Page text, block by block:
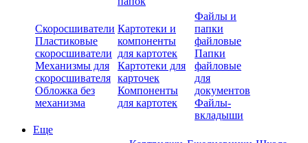
Скоросшиватели
Пластиковые
скоросшиватели
Механизмы для
скоросшивателя
Обложка без
механизма
Картотеки и
компоненты
для картотек
Картотеки для
карточек
Компоненты
для картотек
Файлы и
папки
файловые
Папки
файловые
для
документов
Файлы-
вкладыши
Еще